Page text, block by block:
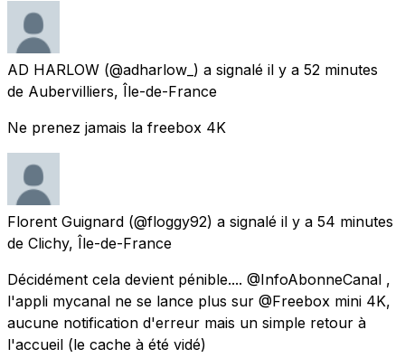
AD HARLOW (@adharlow_) a signalé il y a 52 minutes
de Aubervilliers, Île-de-France
Ne prenez jamais la freebox 4K
Florent Guignard (@floggy92) a signalé il y a 54 minutes
de Clichy, Île-de-France
Décidément cela devient pénible.... @InfoAbonneCanal ,
l'appli mycanal ne se lance plus sur @Freebox mini 4K,
aucune notification d'erreur mais un simple retour à
l'accueil (le cache à été vidé)